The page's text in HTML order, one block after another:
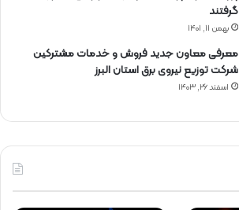
گرفتند
بهمن ۱۱, ۱۴۰۱
معرفی معاون جدید فروش و خدمات مشتركین
شركت توزیع نیروی برق استان البرز
اسفند ۲۶, ۱۴۰۳